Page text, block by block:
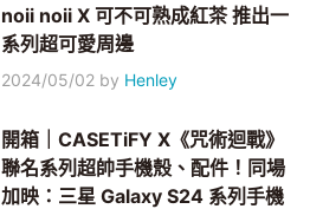
noii noii X 可不可熟成紅茶 推出一
系列超可愛周邊
2024/05/02 by Henley
開箱｜CASETiFY X《咒術迴戰》
聯名系列超帥手機殼、配件！同場
加映：三星 Galaxy S24 系列手機